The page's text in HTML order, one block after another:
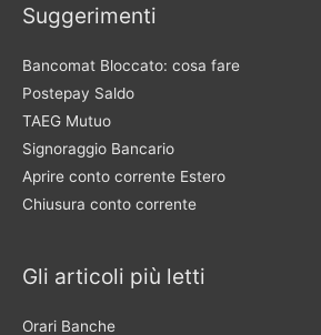
Suggerimenti
Bancomat Bloccato: cosa fare
Postepay Saldo
TAEG Mutuo
Signoraggio Bancario
Aprire conto corrente Estero
Chiusura conto corrente
Gli articoli più letti
Orari Banche